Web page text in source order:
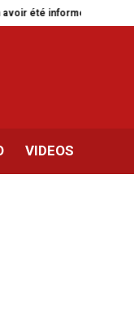
été informée
VIDEOS